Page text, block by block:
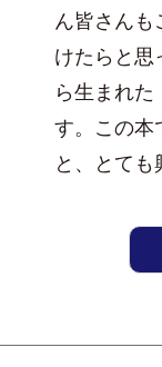
ん皆さんも
けたらと
ら生まれ
す。この本
と、とて